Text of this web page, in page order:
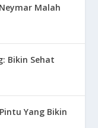
Malah
Bikin Sehat
Yang Bikin